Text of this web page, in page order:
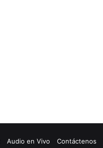
Audio en Vivo Contáctenos